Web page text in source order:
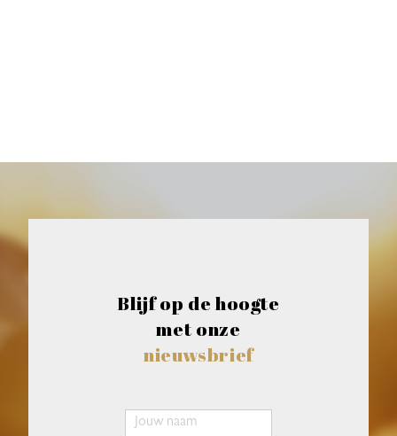
Blijf op de hoogte
met onze
nieuwsbrief